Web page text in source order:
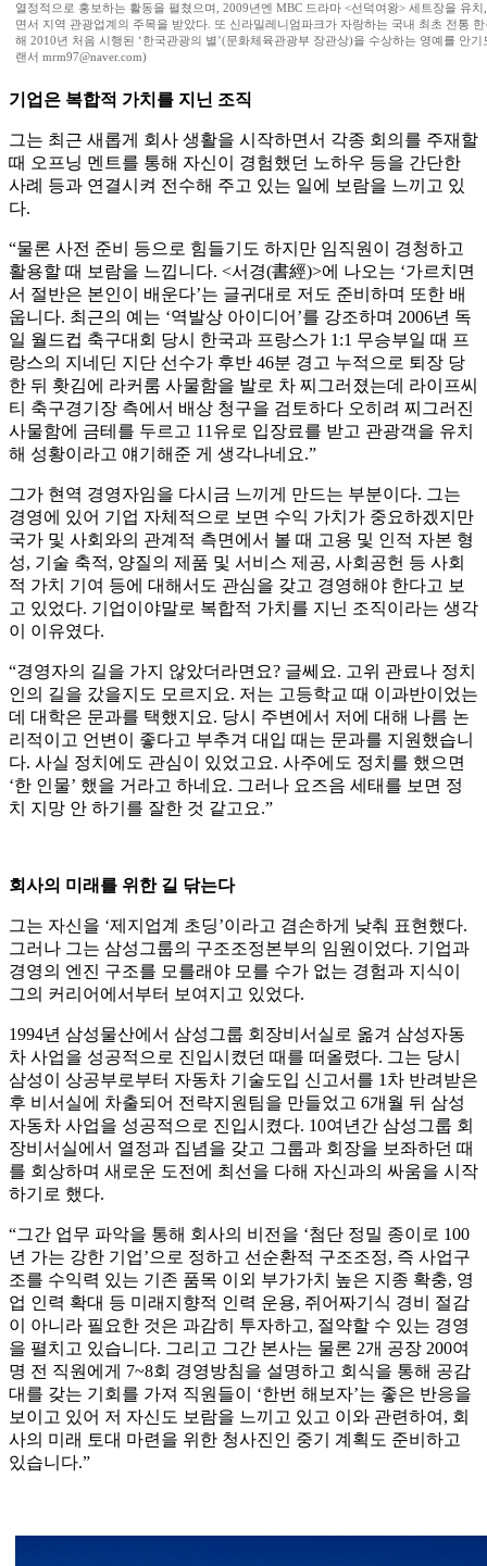
열정적으로 홍보하는 활동을 펼쳤으며, 2009년엔 MBC 드라마 <선덕여왕> 세트장을 유
면서 지역 관광업계의 주목을 받았다. 또 신라밀레니엄파크가 자랑하는 국내 최초 전통 한
해 2010년 처음 시행된 ‘한국관광의 별’(문화체육관광부 장관상)을 수상하는 영예를 안
랜서 mrm97@naver.com)
기업은 복합적 가치를 지닌 조직
그는 최근 새롭게 회사 생활을 시작하면서 각종 회의를 주재할
때 오프닝 멘트를 통해 자신이 경험했던 노하우 등을 간단한
사례 등과 연결시켜 전수해 주고 있는 일에 보람을 느끼고 있
다.
“물론 사전 준비 등으로 힘들기도 하지만 임직원이 경청하고
활용할 때 보람을 느낍니다. <서경(書經)>에 나오는 ‘가르치면
서 절반은 본인이 배운다’는 글귀대로 저도 준비하며 또한 배
웁니다. 최근의 예는 ‘역발상 아이디어’를 강조하며 2006년 독
일 월드컵 축구대회 당시 한국과 프랑스가 1:1 무승부일 때 프
랑스의 지네딘 지단 선수가 후반 46분 경고 누적으로 퇴장 당
한 뒤 홧김에 라커룸 사물함을 발로 차 찌그러졌는데 라이프씨
티 축구경기장 측에서 배상 청구을 검토하다 오히려 찌그러진
사물함에 금테를 두르고 11유로 입장료를 받고 관광객을 유치
해 성황이라고 얘기해준 게 생각나네요.”
그가 현역 경영자임을 다시금 느끼게 만드는 부분이다. 그는
경영에 있어 기업 자체적으로 보면 수익 가치가 중요하겠지만
국가 및 사회와의 관계적 측면에서 볼 때 고용 및 인적 자본 형
성, 기술 축적, 양질의 제품 및 서비스 제공, 사회공헌 등 사회
적 가치 기여 등에 대해서도 관심을 갖고 경영해야 한다고 보
고 있었다. 기업이야말로 복합적 가치를 지닌 조직이라는 생각
이 이유였다.
“경영자의 길을 가지 않았더라면요? 글쎄요. 고위 관료나 정치
인의 길을 갔을지도 모르지요. 저는 고등학교 때 이과반이었는
데 대학은 문과를 택했지요. 당시 주변에서 저에 대해 나름 논
리적이고 언변이 좋다고 부추겨 대입 때는 문과를 지원했습니
다. 사실 정치에도 관심이 있었고요. 사주에도 정치를 했으면
‘한 인물’ 했을 거라고 하네요. 그러나 요즈음 세태를 보면 정
치 지망 안 하기를 잘한 것 같고요.”
회사의 미래를 위한 길 닦는다
그는 자신을 ‘제지업계 초딩’이라고 겸손하게 낮춰 표현했다.
그러나 그는 삼성그룹의 구조조정본부의 임원이었다. 기업과
경영의 엔진 구조를 모를래야 모를 수가 없는 경험과 지식이
그의 커리어에서부터 보여지고 있었다.
1994년 삼성물산에서 삼성그룹 회장비서실로 옮겨 삼성자동
차 사업을 성공적으로 진입시켰던 때를 떠올렸다. 그는 당시
삼성이 상공부로부터 자동차 기술도입 신고서를 1차 반려받은
후 비서실에 차출되어 전략지원팀을 만들었고 6개월 뒤 삼성
자동차 사업을 성공적으로 진입시켰다. 10여년간 삼성그룹 회
장비서실에서 열정과 집념을 갖고 그룹과 회장을 보좌하던 때
를 회상하며 새로운 도전에 최선을 다해 자신과의 싸움을 시작
하기로 했다.
“그간 업무 파악을 통해 회사의 비전을 ‘첨단 정밀 종이로 100
년 가는 강한 기업’으로 정하고 선순환적 구조조정, 즉 사업구
조를 수익력 있는 기존 품목 이외 부가가치 높은 지종 확충, 영
업 인력 확대 등 미래지향적 인력 운용, 쥐어짜기식 경비 절감
이 아니라 필요한 것은 과감히 투자하고, 절약할 수 있는 경영
을 펼치고 있습니다. 그리고 그간 본사는 물론 2개 공장 200여
명 전 직원에게 7~8회 경영방침을 설명하고 회식을 통해 공감
대를 갖는 기회를 가져 직원들이 ‘한번 해보자’는 좋은 반응을
보이고 있어 저 자신도 보람을 느끼고 있고 이와 관련하여, 회
사의 미래 토대 마련을 위한 청사진인 중기 계획도 준비하고
있습니다.”